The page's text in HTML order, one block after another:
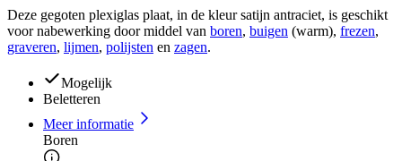
Deze gegoten plexiglas plaat, in de kleur satijn antraciet, is geschikt
voor nabewerking door middel van boren, buigen (warm), frezen,
graveren, lijmen, polijsten en zagen.
Mogelijk
Beletteren
Meer informatie
Boren